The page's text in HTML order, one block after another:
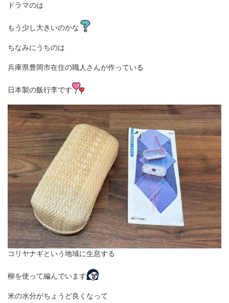
ドラマのは
もう少し大きいのかな
ちなみにうちのは
兵庫県豊岡市在住の職人さんが作っている
日本製の飯行李です
コリヤナギという地域に生息する
柳を使って編んでいます
米の水分がちょうど良くなって